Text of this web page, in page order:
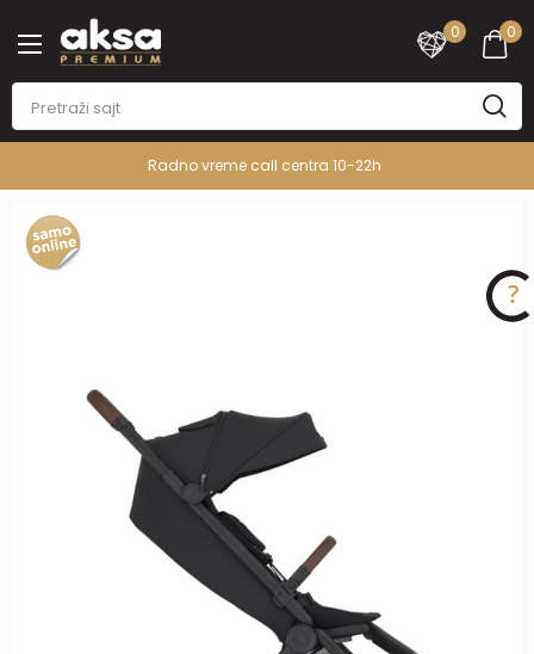
0
0
Radno vreme call centra 10-22h